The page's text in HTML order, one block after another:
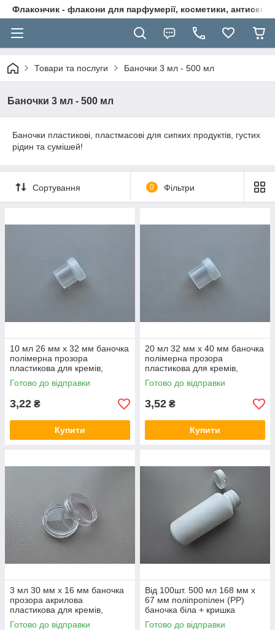
Флакончик - флакони для парфумерії, косметики,
Товари та послуги Баночки 3 мл - 500 мл
Баночки 3 мл - 500 мл
Баночки пластикові, пластмасові для сипких продуктів, густих
рідин та сумішей!
Сортування 0 Фільтри
10 мл 26 мм х 32 мм баночка
полімерна прозора
пластикова для кремів,
сипучих матеріалів з
кришкою
Готово до відправки
3,22 ₴
Купити
20 мл 32 мм х 40 мм баночка
полімерна прозора
пластикова для кремів,
сипучих матеріалів з
кришкою
Готово до відправки
3,52 ₴
Купити
3 мл 30 мм х 16 мм баночка
прозора акрилова
пластикова для кремів,
сипучих матеріалів, бісеру
Готово до відправки
Від 100шт. 500 мл 168 мм х
67 мм поліпропілен (PP)
баночка біла + кришка
пробка біла
Готово до відправки